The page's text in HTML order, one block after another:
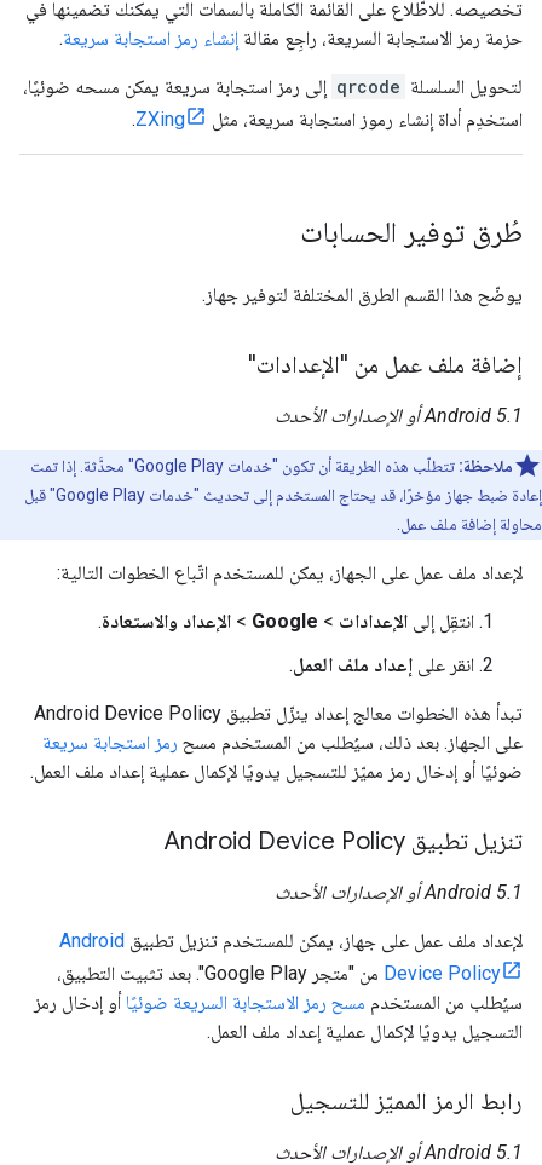
تخصيصه. للاطّلاع على القائمة الكاملة بالسمات التي يمكنك تضمينها في
حزمة رمز الاستجابة السريعة، راجِع مقالة إنشاء رمز استجابة سريعة.
لتحويل السلسلة qrcode إلى رمز استجابة سريعة يمكن مسحه ضوئيًا،
استخدِم أداة إنشاء رموز استجابة سريعة، مثل
ZXing
.
طُرق توفير الحسابات
يوضّح هذا القسم الطرق المختلفة لتوفير جهاز.
إضافة ملف عمل من "الإعدادات"
Android 5.1 أو الإصدارات الأحدث
ملاحظة:
تتطلّب هذه الطريقة أن تكون "خدمات Google Play" محدَّثة. إذا تمت
إعادة ضبط جهاز مؤخرًا، قد يحتاج المستخدم إلى تحديث "خدمات Google Play" قبل
محاولة إضافة ملف عمل.
لإعداد ملف عمل على الجهاز، يمكن للمستخدم اتّباع الخطوات التالية:
انتقِل إلى الإعدادات >
Google
> الإعداد والاستعادة.
انقر على إعداد ملف العمل.
تبدأ هذه الخطوات معالج إعداد ينزّل تطبيق Android Device Policy
على الجهاز. بعد ذلك، سيُطلب من المستخدم مسح رمز استجابة سريعة
ضوئيًا أو إدخال رمز مميّز للتسجيل يدويًا لإكمال عملية إعداد ملف العمل.
تنزيل تطبيق Android Device Policy
Android 5.1 أو الإصدارات الأحدث
لإعداد ملف عمل على جهاز، يمكن للمستخدم تنزيل تطبيق Android
Device Policy
من "متجر Google Play". بعد تثبيت التطبيق،
سيُطلب من المستخدم مسح رمز الاستجابة السريعة ضوئيًا أو إدخال رمز
التسجيل يدويًا لإكمال عملية إعداد ملف العمل.
رابط الرمز المميّز للتسجيل
Android 5.1 أو الإصدارات الأحدث